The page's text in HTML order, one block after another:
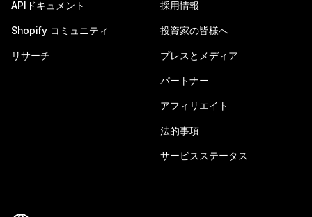
APIドキュメント
Shopify コミュニティ
リサーチ
採用情報
投資家の皆様へ
プレスとメディア
パートナー
アフィリエイト
法的事項
サービスステータス